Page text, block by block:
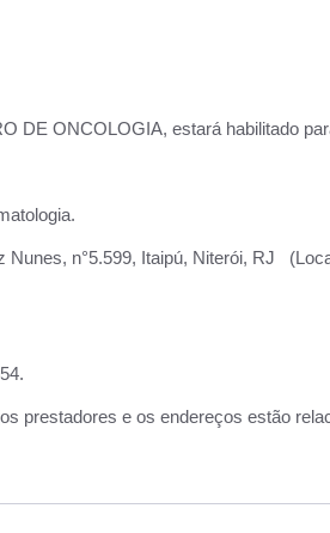
DE ONCOLOGIA, estará habilitado
Nunes, n°5.599, Itaipú, Niterói, RJ
prestadores e os endereços estão